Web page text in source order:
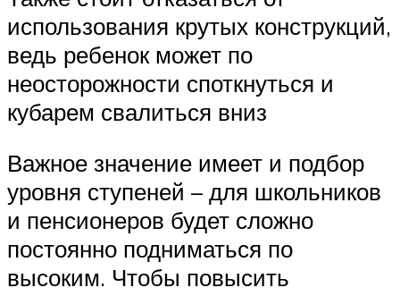
использования крутых конструкций,
ведь ребенок может по
неосторожности споткнуться и
кубарем свалиться вниз
Важное значение имеет и подбор
уровня ступеней – для школьников
и пенсионеров будет сложно
постоянно подниматься по
высоким. Чтобы повысить